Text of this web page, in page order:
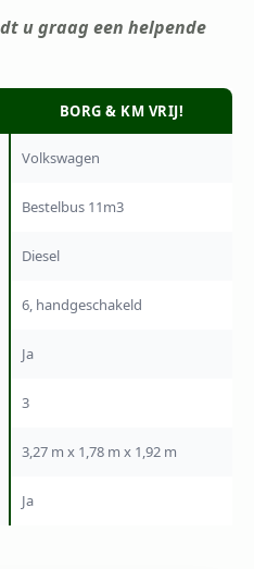
u graag een helpende
BORG & KM VRIJ!
Volkswagen
Bestelbus 11m3
Diesel
6, handgeschakeld
Ja
3
3,27 m x 1,78 m x 1,92 m
Ja